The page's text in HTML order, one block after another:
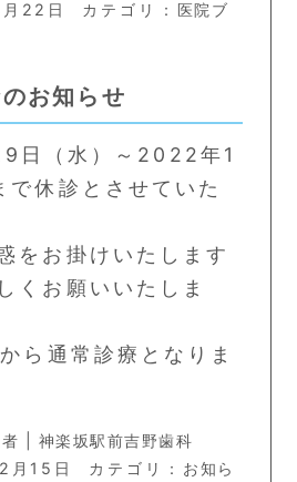
22日 カテゴリ： 医院ブ
お知らせ
日（水）～2022年1
で休診とさせていた
をお掛けいたします
くお願いいたしま
ら通常診療となりま
| 神楽坂駅前吉野歯科
月15日 カテゴリ： お知ら